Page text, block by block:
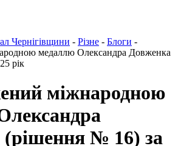
Чернігівщини - Різне - Блоги -
медаллю Олександра Довженка
рік
міжнародною
№ 16) за